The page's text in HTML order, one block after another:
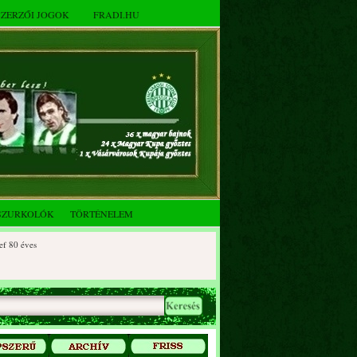
JOGOK FRADI.HU
TÖRTÉNELEM
éves